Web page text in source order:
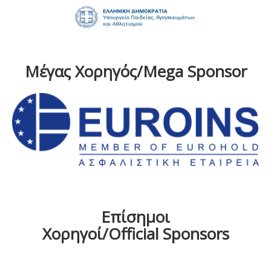
Μέγας Χορηγός/Mega Sponsor
Επίσημοι
Χορηγοί/Official Sponsors